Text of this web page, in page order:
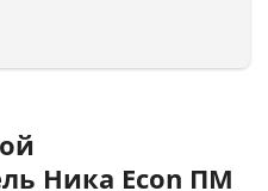
Ника Econ ПМ